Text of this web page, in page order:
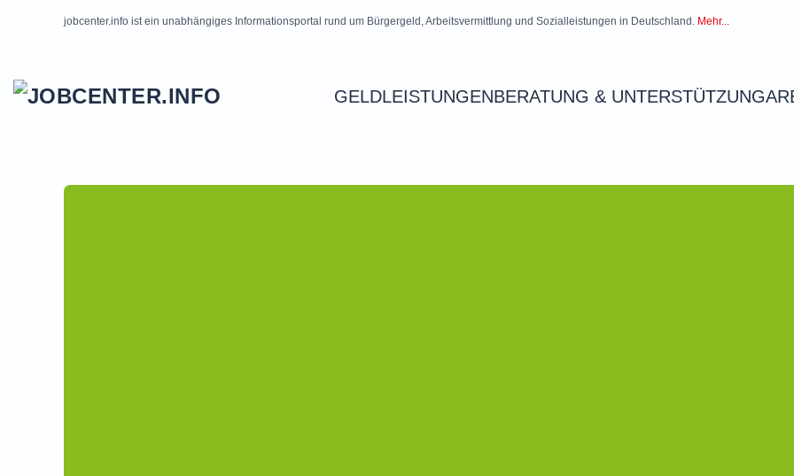
jobcenter.info ist ein unabhängiges Informationsportal rund um Bürgergeld, Arbeitsvermittlung und Sozialleistungen in Deutschland. Mehr...
GELDLEISTUNGENBERATUNG & UNTERSTÜTZUNG